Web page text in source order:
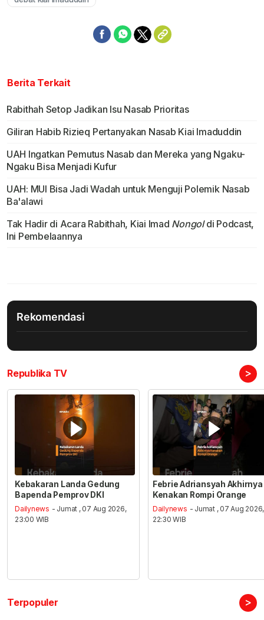
Berita Terkait
Rabithah Setop Jadikan Isu Nasab Prioritas
Giliran Habib Rizieq Pertanyakan Nasab Kiai Imaduddin
UAH Ingatkan Pemutus Nasab dan Mereka yang Ngaku-
Ngaku Bisa Menjadi Kufur
UAH: MUI Bisa Jadi Wadah untuk Menguji Polemik Nasab
Ba'alawi
Tak Hadir di Acara Rabithah, Kiai Imad Nongoldi Podcast,
Ini Pembelaannya
Rekomendasi
Republika TV >
Kebakaran Landa Gedung
Bapenda Pemprov DKI
Dailynews - Jumat , 07 Aug 2026,
23:00 WIB
Febrie Adriansyah Akhirnya
Kenakan Rompi Orange
Dailynews - Jumat , 07 Aug 2026,
22:30 WIB
Terpopuler >